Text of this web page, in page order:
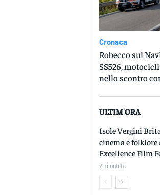
Cronaca
Robecco sul
SS526,
nello scontro
ULTIM'ORA
Isole Vergini
cinema e folklore
Excellence Film
2 minuti fa